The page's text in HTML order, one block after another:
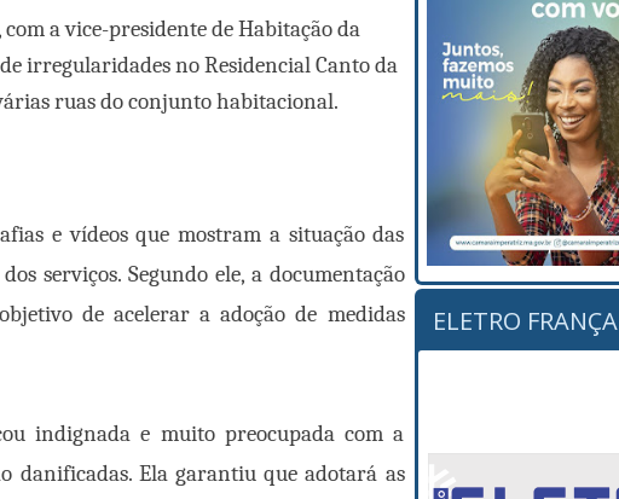
a vice-presidente de Habitação da
irregularidades no Residencial Canto da
ruas do conjunto habitacional.
e vídeos que mostram a situação das
serviços. Segundo ele, a documentação
de acelerar a adoção de medidas
indignada e muito preocupada com a
danificadas. Ela garantiu que adotará as
ELETRO FRANÇA